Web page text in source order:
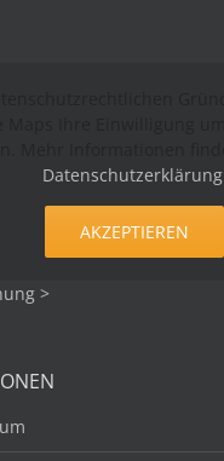
Datenschutzerklärung.
AKZEPTIEREN
>